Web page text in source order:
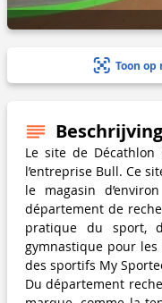
Toon op
Beschrijving
Le site de
l’entreprise Bull. Ce
le magasin
département de
pratique du sport,
gymnastique pour les
des sportifs My
Du département